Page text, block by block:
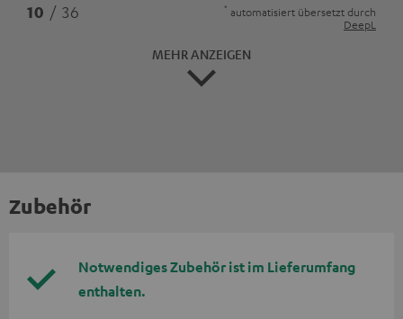
10 / 36 * automatisiert übersetzt durch
DeepL
MEHR ANZEIGEN
Zubehör
Notwendiges Zubehör ist im Lieferumfang
enthalten.